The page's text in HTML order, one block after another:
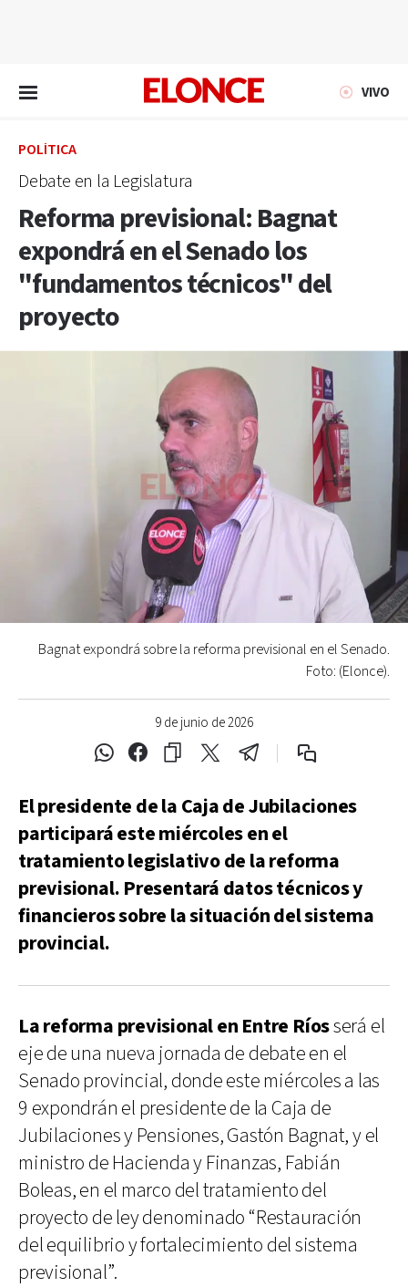
VIVO
POLÍTICA
Debate en la Legislatura
Reforma previsional: Bagnat
expondrá en el Senado los
"fundamentos técnicos" del
proyecto
9 de junio de 2026
Bagnat expondrá sobre la reforma previsional en el Senado.
Foto: (Elonce).
El presidente de la Caja de Jubilaciones
participará este miércoles en el
tratamiento legislativo de la reforma
previsional. Presentará datos técnicos y
financieros sobre la situación del sistema
provincial.
La reforma previsional en Entre Ríosserá el
eje de una nueva jornada de debate en el
Senado provincial, donde este miércoles a las
9 expondrán el presidente de la Caja de
Jubilaciones y Pensiones, Gastón Bagnat, y el
ministro de Hacienda y Finanzas, Fabián
Boleas, en el marco del tratamiento del
proyecto de ley denominado “Restauración
del equilibrio y fortalecimiento del sistema
previsional”.